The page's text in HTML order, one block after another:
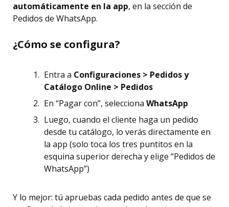
automáticamente en la app, en la sección de
Pedidos de WhatsApp.
¿Cómo se configura?
Entra a Configuraciones > Pedidos y
Catálogo Online > Pedidos
En “Pagar con”, selecciona WhatsApp
Luego, cuando el cliente haga un pedido
desde tu catálogo, lo verás directamente en
la app (solo toca los tres puntitos en la
esquina superior derecha y elige “Pedidos de
WhatsApp”)
Y lo mejor: tú apruebas cada pedido antes de que se